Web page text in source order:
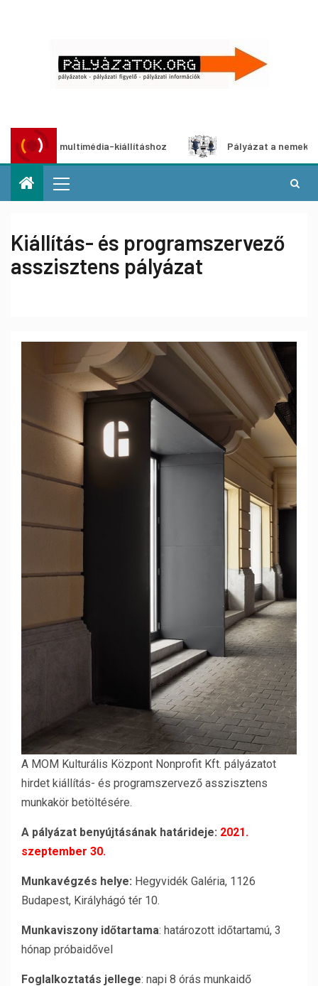
multimédia-kiállításhoz Pályázat a nemek közötti
Kiállítás- és programszervező
asszisztens pályázat
A MOM Kulturális Központ Nonprofit Kft. pályázatot
hirdet kiállítás- és programszervező asszisztens
munkakör betöltésére.
A pályázat benyújtásának határideje: 2021.
szeptember 30.
Munkavégzés helye: Hegyvidék Galéria, 1126
Budapest, Királyhágó tér 10.
Munkaviszony időtartama: határozott időtartamú, 3
hónap próbaidővel
Foglalkoztatás jellege: napi 8 órás munkaidő